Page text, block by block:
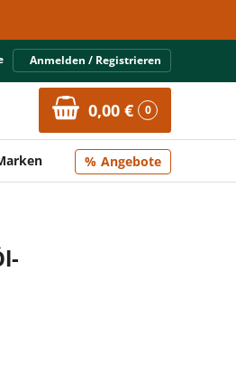
Anmelden / Registrieren
0,00 € 0
Angebote